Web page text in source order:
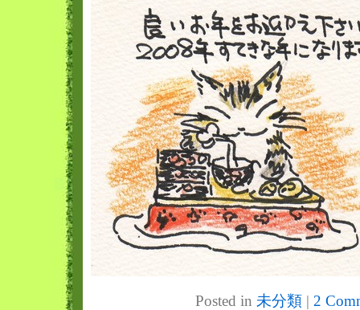
Posted in 未分類 | 2